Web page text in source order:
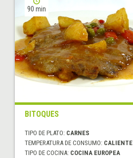
90 min
BITOQUES
TIPO DE PLATO: CARNES
TEMPERATURA DE CONSUMO: CALIENTE
TIPO DE COCINA: COCINA EUROPEA